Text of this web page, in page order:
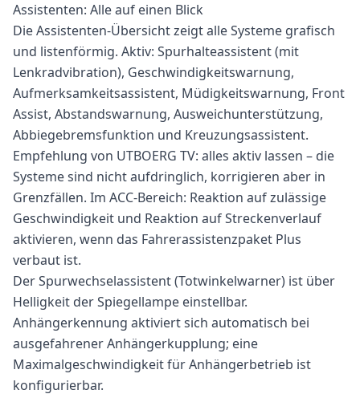
Assistenten: Alle auf einen Blick
Die Assistenten-Übersicht zeigt alle Systeme grafisch
und listenförmig. Aktiv: Spurhalteassistent (mit
Lenkradvibration), Geschwindigkeitswarnung,
Aufmerksamkeitsassistent, Müdigkeitswarnung, Front
Assist, Abstandswarnung, Ausweichunterstützung,
Abbiegebremsfunktion und Kreuzungsassistent.
Empfehlung von UTBOERG TV: alles aktiv lassen – die
Systeme sind nicht aufdringlich, korrigieren aber in
Grenzfällen. Im ACC-Bereich: Reaktion auf zulässige
Geschwindigkeit und Reaktion auf Streckenverlauf
aktivieren, wenn das Fahrerassistenzpaket Plus
verbaut ist.
Der Spurwechselassistent (Totwinkelwarner) ist über
Helligkeit der Spiegellampe einstellbar.
Anhängerkennung aktiviert sich automatisch bei
ausgefahrener Anhängerkupplung; eine
Maximalgeschwindigkeit für Anhängerbetrieb ist
konfigurierbar.